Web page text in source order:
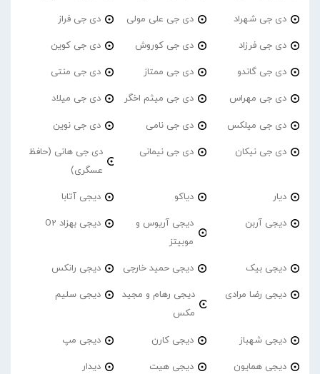
دی جی شهراد دی جی علی مولی دی جی فراز
دی جی فرزاد دی جی کوروش دی جی کوین
دی جی گاندو دی جی ممتاز دی جی منتی
دی جی مهراس دی جی میثم اخگر دی جی میلاد
دی جی میلکس دی جی نامی دی جی نوین
دی جی نیکان دی جی نیمانی
دی جی هانی (حافظ
عسگری)
دیار دیاکو دیجی آتابا
دیجی آربن
دیجی آریوس و
موبیتز
دیجی بهزاد O2
دیجی بیک دیجی حمید خارجی دیجی رانکس
دیجی رضا مرادی
دیجی رهام و مجید
مکس
دیجی سلیم
دیجی شهباز دیجی کارن دیجی مپ
دیجی همایون دیجی هیت دیدار